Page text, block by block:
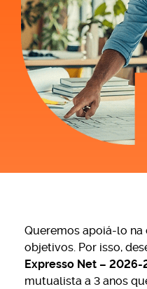
Queremos apoiá-lo
objetivos. Por isso,
Expresso Net – 2026-
mutualista a 3 anos